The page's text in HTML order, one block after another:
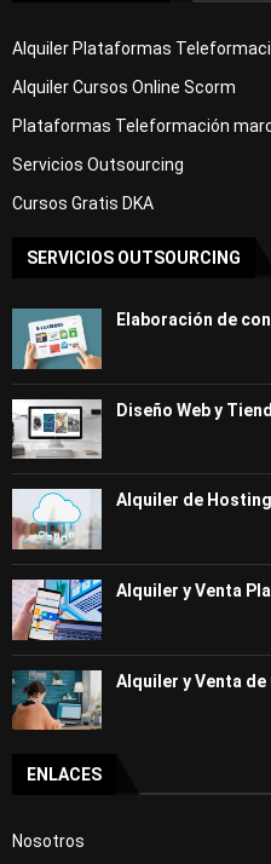
Alquiler Plataformas
Alquiler Cursos Online Scorm
Plataformas Teleformación
Servicios Outsourcing
Cursos Gratis DKA
SERVICIOS OUTSOURCING
Elaboración de
Diseño Web y
Alquiler de Hosting
Alquiler y Venta
Alquiler y Venta
ENLACES
Nosotros